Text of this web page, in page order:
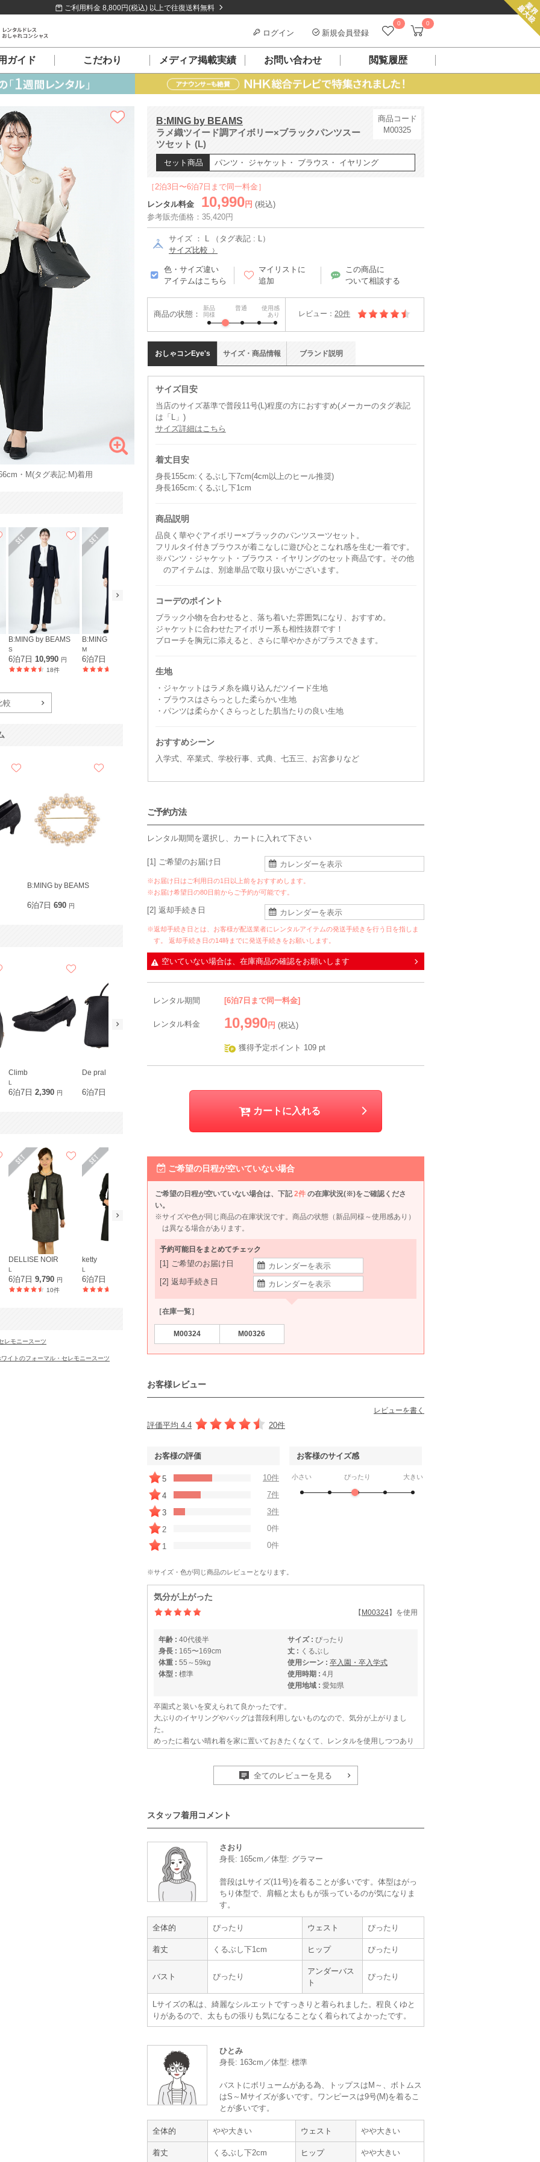
ご利用料金 8,800円(税込) 以上で往復送料無料
0 0
ログイン 新規会員登録
ガイド こだわり メディア掲載実績 お問い合わせ 閲覧履歴
B:MING by BEAMS
ラメ織ツイード調アイボリー×ブラックパンツスー
ツセット (L)
商品コード
M00325
セット商品 パンツ・ ジャケット・ ブラウス・ イヤリング
［2泊3日〜6泊7日まで同一料金］
レンタル料金
10,990 円 (税込)
参考販売価格：35,420円
サイズ ： L （タグ表記 : L）
サイズ比較
色・サイズ違い
アイテムはこちら
マイリストに
追加
この商品に
ついて相談する
商品の状態：
新品
同様
普通
使用感
あり
レビュー： 20件
おしゃコンEye's
サイズ目安
当店のサイズ基準で普段11号(L)程度の方におすすめ(メーカーのタグ表記
は「L」)
サイズ詳細はこちら
着丈目安
身長155cm:くるぶし下7cm(4cm以上のヒール推奨)
身長165cm:くるぶし下1cm
商品説明
品良く華やぐアイボリー×ブラックのパンツスーツセット。
フリルタイ付きブラウスが着こなしに遊び心とこなれ感を生む一着です。
※パンツ・ジャケット・ブラウス・イヤリングのセット商品です。その他
のアイテムは、別途単品で取り扱いがございます。
コーデのポイント
ブラック小物を合わせると、落ち着いた雰囲気になり、おすすめ。
ジャケットに合わせたアイボリー系も相性抜群です！
ブローチを胸元に添えると、さらに華やかさがプラスできます。
生地
・ジャケットはラメ糸を織り込んだツイード生地
・ブラウスはさらっとした柔らかい生地
・パンツは柔らかくさらっとした肌当たりの良い生地
おすすめシーン
入学式、卒業式、学校行事、式典、七五三、お宮参りなど
サイズ・ 商品情報 ブランド説明
ご予約方法
レンタル期間を選択し、カートに入れて下さい
[1] ご希望のお届け日
※お届け日はご利用日の1日以上前をおすすめします。
※お届け希望日の80日前からご予約が可能です。
[2] 返却手続き日
※返却手続き日とは、お客様が配送業者にレンタルアイテムの発送手続きを行う日を指しま
す。 返却手続き日の14時までに発送手続きをお願いします。
空いていない場合は、在庫商品の確認をお願いします
レンタル期間 [6泊7日まで同一料金]
レンタル料金 10,990 円 (税込)
獲得予定ポイント 109 pt
カートに入れる
ご希望の日程が空いていない場合
ご希望の日程が空いていない場合は、下記2件 の在庫状況(※)をご確認くださ
い。
※サイズや色が同じ商品の在庫状況です。商品の状態（新品同様～使用感あり）
は異なる場合があります。
予約可能日をまとめてチェック
[1] ご希望のお届け日
[2] 返却手続き日
［在庫一覧］
M00324 M00326
お客様レビュー
レビューを書く
評価平均 4.4 20件
お客様の評価
5
10件
4
7件
3
3件
2
0件
1
0件
お客様のサイズ感
小さい ぴったり 大きい
※サイズ・色が同じ商品のレビューとなります。
気分が上がった
【 M00324】を使用
年齢 : 40代後半
身長 : 165〜169cm
体重 : 55～59kg
体型 : 標準
サイズ : ぴったり
丈 : くるぶし
使用シーン : 卒入園・卒入学式
使用時期 : 4月
使用地域 : 愛知県
卒園式と装いを変えられて良かったです。
大ぶりのイヤリングやバッグは普段利用しないものなので、気分が上がりまし
た。
めったに着ない晴れ着を家に置いておきたくなくて、レンタルを使用しつつあり
節目にまた利用させていただきます。
【一緒に注文した商品】
Hermoso luxe
状態がとても良い
身長 :
165〜169cm
体型 :
くるぶしより下(ヒールの高
使用シーン : 卒園・卒業式
3月
使用地域 :
東京都
卒業式用でお借りしました。
サイズはぴったりで、状態もとても良く、大変満足しました。
靴も痛くなったりせず過ごせました。
【一緒に注文した商品】
全てのレビューを見る
スタッフ着用コメント
さおり
身長: 165cm／体型: グラマー
普段はLサイズ(11号)を着ることが多いです。体型はがっ
ちり体型で、肩幅と太ももが張っているのが気になりま
す。
全体的 ぴったり ウェスト ぴったり
着丈 くるぶし下1cm ヒップ ぴったり
バスト ぴったり
アンダーバス
ト
ぴったり
Lサイズの私は、綺麗なシルエットですっきりと着られました。程良くゆと
りがあるので、太ももの張りも気になることなく着られてよかったです。
ひとみ
身長: 163cm／体型: 標準
バストにボリュームがある為、トップスはM～、ボトムス
はS～Mサイズが多いです。ワンピースは9号(M)を着るこ
とが多いです。
全体的 やや大きい ウェスト やや大きい
着丈 くるぶし下2cm ヒップ やや大きい
・M(タグ表記:M)着用
B:MING by BEAMS
S
6泊7日10,990 円
18件
B:MING by BEAMS
M
6泊7日
B:MING by BEAMS
較
B:MING by BEAMS
6泊7日 690 円
Climb
L
6泊7日2,390 円
De pral
6泊7日 790円 6泊7日2,290円 6泊7日690円 6泊7日
DELLISE NOIR
L
6泊7日9,790 円
10件
ketty
L
6泊7日
東京ソワール traumerei
6泊7日10,990円
ketty
L
6泊7日10,890 円
14件
White Joola
6泊7日8,990
62件
レモニースーツ
ワイトのフォーマル・セレモニースーツ